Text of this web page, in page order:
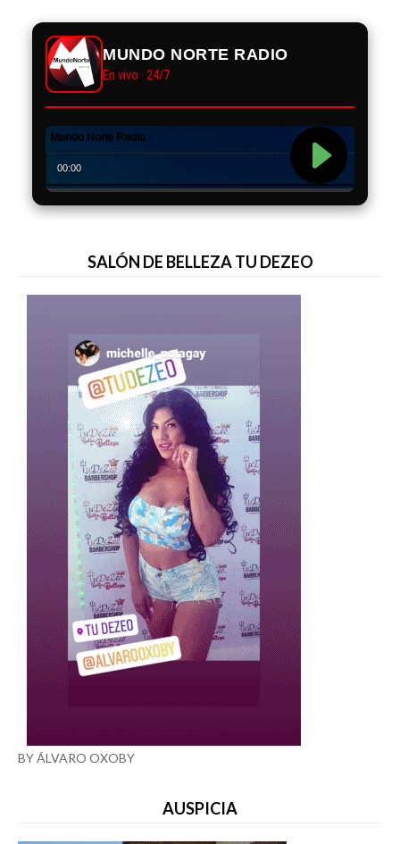
MUNDO NORTE RADIO
En vivo · 24/7
SALÓN DE BELLEZA TU DEZEO
BY ÁLVARO OXOBY
AUSPICIA